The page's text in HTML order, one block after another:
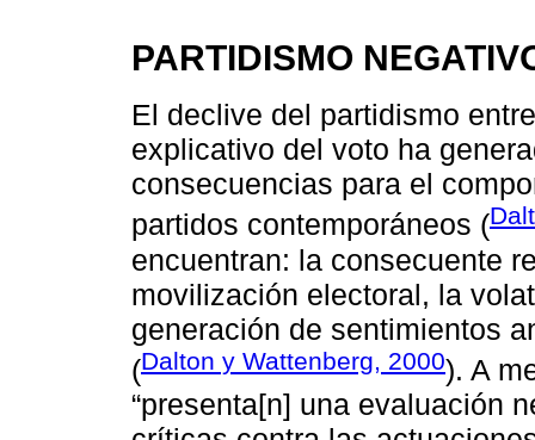
PARTIDISMO
El declive del partidismo
explicativo del voto ha
consecuencias para el
partidos contemporáneos (
encuentran: la consecuente
movilización electoral, la
generación de sentimientos
(Dalton y Wattenberg, 2000). A
“presenta[n] una evaluación